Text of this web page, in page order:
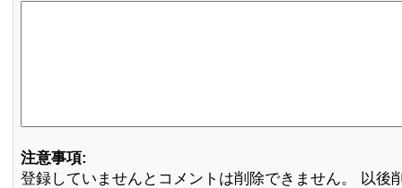
注意事項:
登録していませんとコメントは削除できません。 以後